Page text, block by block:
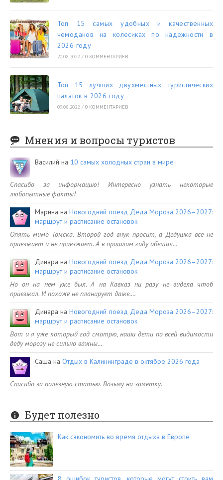
Топ 15 самых удобных и качественных
чемоданов на колесиках по надежности в
2026 году
20.08.2022 / 0 КОММЕНТАРИЕВ
Топ 15 лучших двухместных туристических
палаток в 2026 году
09.08.2022 / 0 КОММЕНТАРИЕВ
Мнения и вопросы туристов
Василий на 10 самых холодных стран в мире
Спасибо за информацию! Интересно узнать некоторые
любопытные факты!
Марина наНовогодний поезд Деда Мороза 2026–2027:
маршрут и расписание остановок
Опять мимо Томска. Второй год внук просит, а Дедушка все не
приезжает и не приезжает. А в прошлом году обещал…
Динара наНовогодний поезд Деда Мороза 2026–2027:
маршрут и расписание остановок
Но он на нем уже был. А на Кавказ ни разу не видела чтоб
приезжал. И похоже не планирует даже.…
Динара наНовогодний поезд Деда Мороза 2026–2027:
маршрут и расписание остановок
Вот и я уже который год смотрю, наши дети по всей видимости
деду морозу не сильно важны…
Саша на Отдых в Калининграде в октябре 2026 года
Спасибо за полезную статью. Возьму на заметку.
Будет полезно
Как сэкономить во время отдыха в Европе